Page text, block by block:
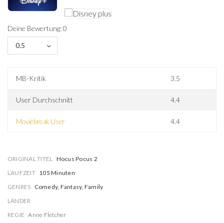
Deine Bewertung: 0
0.5
MB-Kritik 3.5
User Durchschnitt 4.4
Moviebreak User 4.4
ORIGINAL TITEL Hocus Pocus 2
LAUFZEIT 105 Minuten
GENRES Comedy, Fantasy, Family
LÄNDER
REGIE Anne Fletcher